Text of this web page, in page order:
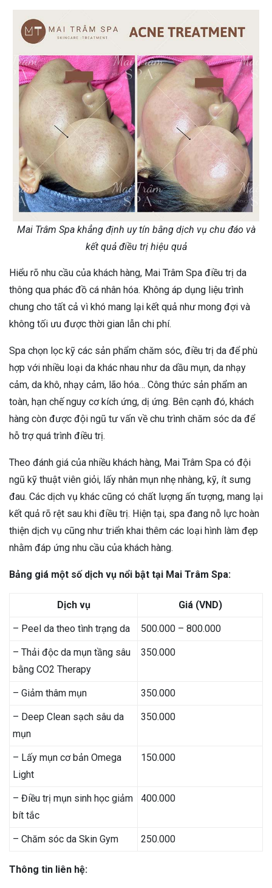
Mai Trâm Spa khẳng định uy tín bằng dịch vụ chu đáo và
kết quả điều trị hiệu quả
Hiểu rõ nhu cầu của khách hàng, Mai Trâm Spa điều trị da
thông qua phác đồ cá nhân hóa. Không áp dụng liệu trình
chung cho tất cả vì khó mang lại kết quả như mong đợi và
không tối ưu được thời gian lẫn chi phí.
Spa chọn lọc kỹ các sản phẩm chăm sóc, điều trị da để phù
hợp với nhiều loại da khác nhau như da dầu mụn, da nhạy
cảm, da khô, nhạy cảm, lão hóa… Công thức sản phẩm an
toàn, hạn chế nguy cơ kích ứng, dị ứng. Bên cạnh đó, khách
hàng còn được đội ngũ tư vấn về chu trình chăm sóc da để
hỗ trợ quá trình điều trị.
Theo đánh giá của nhiều khách hàng, Mai Trâm Spa có đội
ngũ kỹ thuật viên giỏi, lấy nhân mụn nhẹ nhàng, kỹ, ít sưng
đau. Các dịch vụ khác cũng có chất lượng ấn tượng, mang lại
kết quả rõ rệt sau khi điều trị. Hiện tại, spa đang nỗ lực hoàn
thiện dịch vụ cũng như triển khai thêm các loại hình làm đẹp
nhằm đáp ứng nhu cầu của khách hàng.
Bảng giá một số dịch vụ nổi bật tại Mai Trâm Spa:
Dịch vụ Giá (VND)
– Peel da theo tình trạng da 500.000 – 800.000
– Thải độc da mụn tầng sâu
bằng CO2 Therapy
350.000
– Giảm thâm mụn 350.000
– Deep Clean sạch sâu da
mụn
350.000
– Lấy mụn cơ bản Omega
Light
150.000
– Điều trị mụn sinh học giảm
bít tắc
400.000
– Chăm sóc da Skin Gym 250.000
Thông tin liên hệ: